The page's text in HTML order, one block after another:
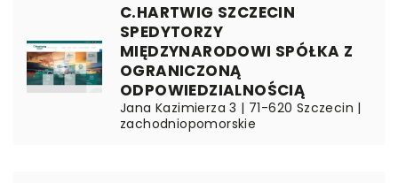
C.HARTWIG SZCZECIN
SPEDYTORZY
MIĘDZYNARODOWI SPÓŁKA Z
OGRANICZONĄ
ODPOWIEDZIALNOŚCIĄ
Jana Kazimierza 3 | 71-620 Szczecin |
zachodniopomorskie